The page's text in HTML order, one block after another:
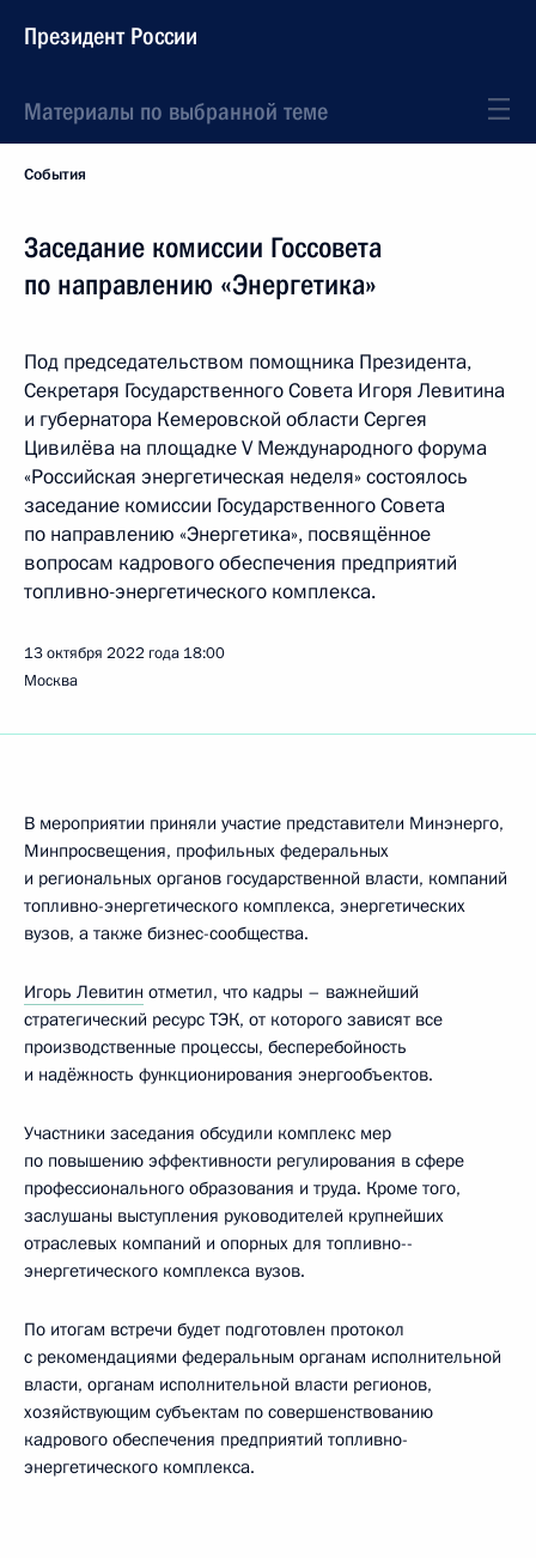
Президент России
Материалы по выбранной теме
События
Заседание комиссии Госсовета
по направлению «Энергетика»
Под председательством помощника Президента,
Секретаря Государственного Совета Игоря Левитина
и губернатора Кемеровской области Сергея
Цивилёва на площадке V Международного форума
«Российская энергетическая неделя» состоялось
заседание комиссии Государственного Совета
по направлению «Энергетика», посвящённое
вопросам кадрового обеспечения предприятий
топливно-­энергетического комплекса.
13 октября 2022 года 18:00
Москва
В мероприятии приняли участие представители Минэнерго,
Минпросвещения, профильных федеральных
и региональных органов государственной власти, компаний
топливно-энергетического комплекса, энергетических
вузов, а также бизнес-сообщества.
Игорь Левитин отметил, что кадры – важнейший
стратегический ресурс ТЭК, от которого зависят все
производственные процессы, бесперебойность
и надёжность функционирования энергообъектов.
Участники заседания обсудили комплекс мер
по повышению эффективности регулирования в сфере
профессионального образования и труда. Кроме того,
заслушаны выступления руководителей крупнейших
отраслевых компаний и опорных для топливно-­
энергетического комплекса вузов.
По итогам встречи будет подготовлен протокол
с рекомендациями федеральным органам исполнительной
власти, органам исполнительной власти регионов,
хозяйствующим субъектам по совершенствованию
кадрового обеспечения предприятий топливно-
энергетического комплекса.